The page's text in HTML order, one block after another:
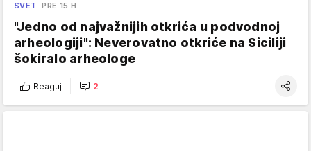
SVET PRE 15 H
"Jedno od najvažnijih otkrića u podvodnoj
arheologiji": Neverovatno otkriće na Siciliji
šokiralo arheologe
Reaguj 2